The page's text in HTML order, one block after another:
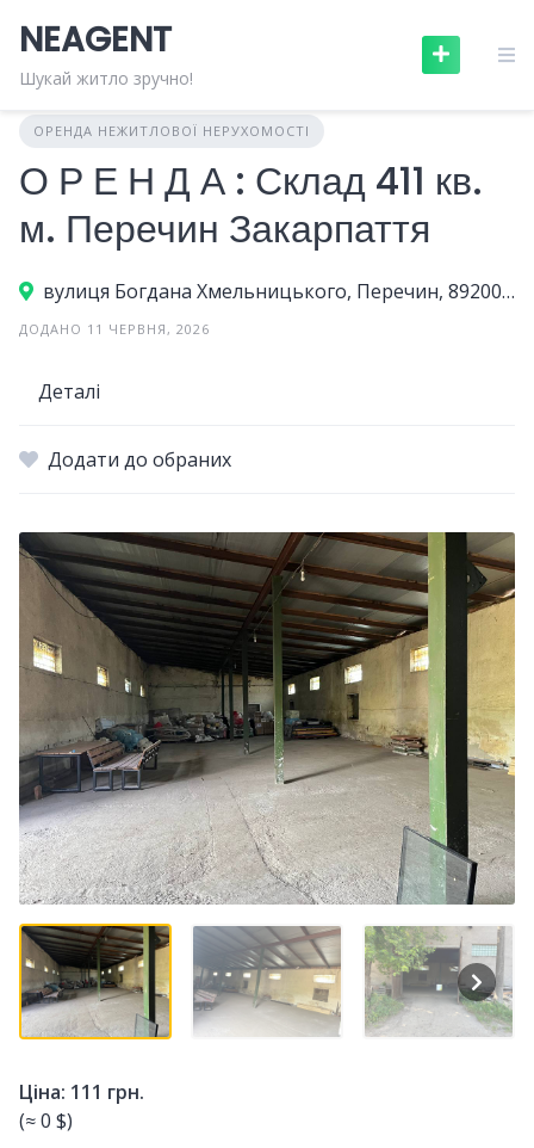
content
NEAGENT
Шукай житло зручно!
ОРЕНДА НЕЖИТЛОВОЇ НЕРУХОМОСТІ
О Р Е Н Д А : Склад 411 кв.
м. Перечин Закарпаття
вулиця Богдана Хмельницького, Перечин, 89200, Україна
ДОДАНО 11 ЧЕРВНЯ, 2026
Деталі
Додати до обраних
Ціна: 111 грн.
(≈ 0 $)